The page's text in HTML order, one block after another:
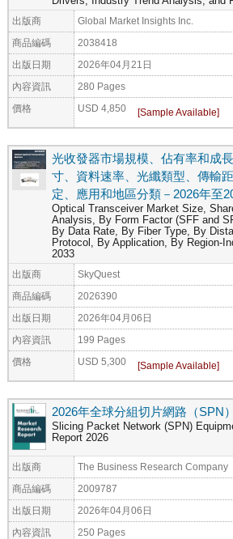
出版商 Global Market Insights Inc.
商品編碼 2038418
出版日期 2026年04月21日
內容資訊 280 Pages
價格 USD 4,850
光收發器市場規模、佔有率和成
寸、資料速率、光纖類型、傳輸
定、應用和地區分類－2026年至
Optical Transceiver Market Size,
Analysis, By Form Factor (SFF and
By Data Rate, By Fiber Type, By
Protocol, By Application, By Region-
2033
出版商 SkyQuest
商品編碼 2026390
出版日期 2026年04月06日
內容資訊 199 Pages
價格 USD 5,300
2026年全球分組切片網路（SPN
Slicing Packet Network (SPN)
Report 2026
出版商 The Business Research Company
商品編碼 2009787
出版日期 2026年04月06日
內容資訊 250 Pages